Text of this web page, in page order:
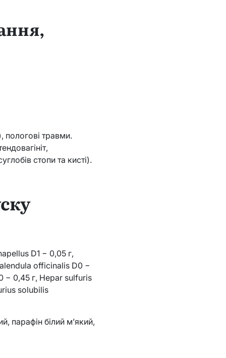
пологові травми.
стопи та кисті).
D1 − 0,05 г,
officinalis D0 −
− 0,45 г, Hepar sulfuris
solubilis
парафін білий м’який,